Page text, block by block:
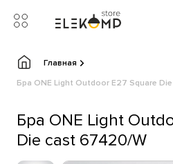
Главная
Бра ONE Light Outdoor E27 Square
Бра ONE Light
Die cast 67420/W